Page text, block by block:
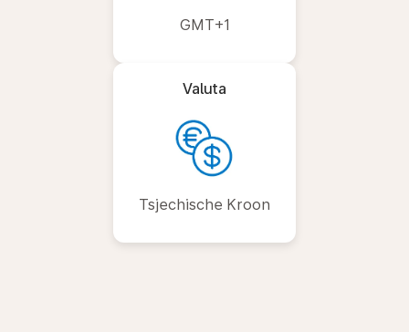
GMT+1
Valuta
Tsjechische Kroon